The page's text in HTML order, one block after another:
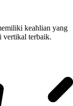
keahlian yang
vertikal terbaik.